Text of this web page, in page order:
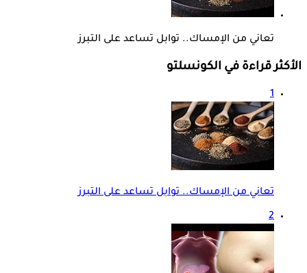
تعاني من الإمساك.. توابل تساعد على التبرز
الأكثر قراءة في الكونسلتو
1
تعاني من الإمساك.. توابل تساعد على التبرز
2